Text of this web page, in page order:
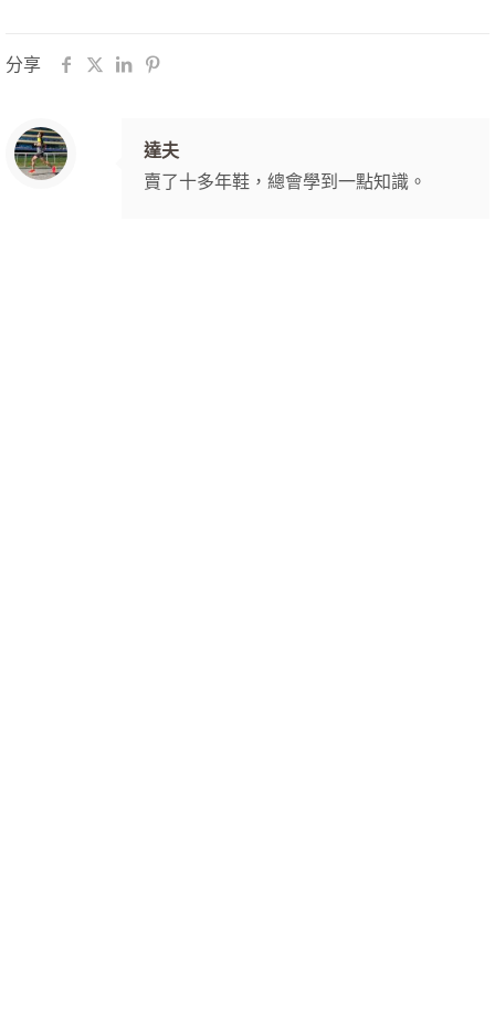
分享
達夫
賣了十多年鞋，總會學到一點知識。